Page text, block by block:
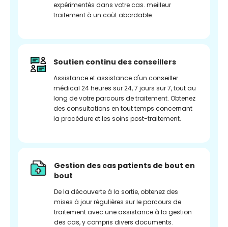
expérimentés dans votre cas. meilleur
traitement à un coût abordable.
Soutien continu des conseillers
Assistance et assistance d'un conseiller
médical 24 heures sur 24, 7 jours sur 7, tout au
long de votre parcours de traitement. Obtenez
des consultations en tout temps concernant
la procédure et les soins post-traitement.
Gestion des cas patients de bout en
bout
De la découverte à la sortie, obtenez des
mises à jour régulières sur le parcours de
traitement avec une assistance à la gestion
des cas, y compris divers documents.